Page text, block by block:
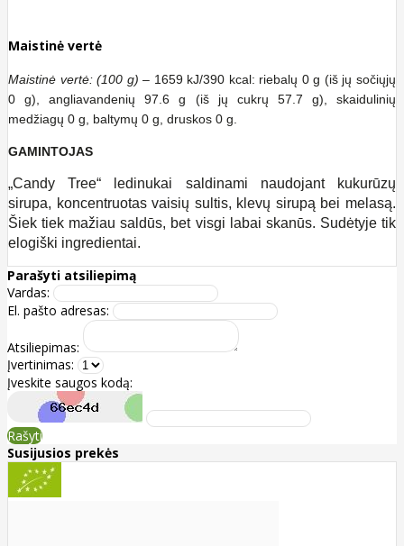
Maistinė vertė
Maistinė vertė: (100 g)– 1659 kJ/390 kcal: riebalų 0 g (iš jų sočiųjų
0 g), angliavandenių 97.6 g (iš jų cukrų 57.7 g), skaidulinių
medžiagų 0 g, baltymų 0 g, druskos 0 g.
GAMINTOJAS
„Candy Tree“ ledinukai saldinami naudojant kukurūzų
sirupa, koncentruotas vaisių sultis, klevų sirupą bei melasą.
Šiek tiek mažiau saldūs, bet visgi labai skanūs. Sudėtyje tik
elogiški ingredientai.
Parašyti atsiliepimą
Vardas:
El. pašto adresas:
Atsiliepimas:
Įvertinimas:
Įveskite saugos kodą:
Rašyti
Susijusios prekės